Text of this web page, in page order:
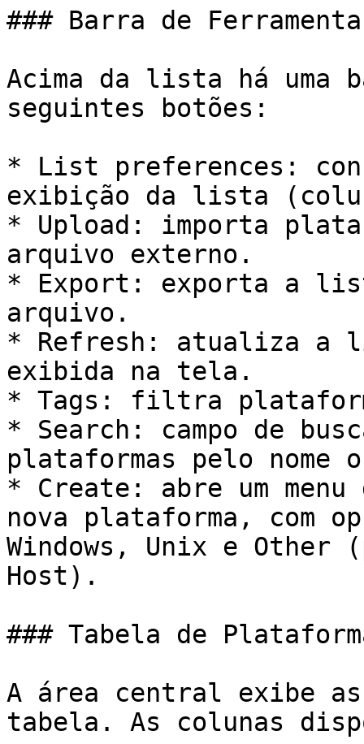
### Barra de
Acima da lista há uma
seguintes botões:
* List preferences:
exibição da lista
* Upload: importa
arquivo externo.
* Export: exporta a
arquivo.
* Refresh: atualiza a
exibida na tela.
* Tags: filtra
* Search: campo de
plataformas pelo
* Create: abre um
nova plataforma, com
Windows, Unix e Other
Host).
### Tabela de
A área central exibe
tabela. As colunas